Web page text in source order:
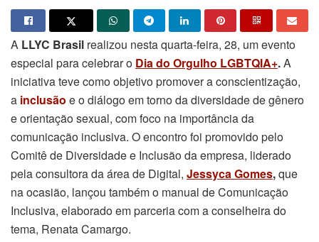
A LLYC Brasil realizou nesta quarta-feira, 28, um evento
especial para celebrar o Dia do Orgulho LGBTQIA+.A
iniciativa teve como objetivo promover a conscientização,
a inclusão e o diálogo em torno da diversidade de gênero
e orientação sexual, com foco na importância da
comunicação inclusiva. O encontro foi promovido pelo
Comitê de Diversidade e Inclusão da empresa, liderado
pela consultora da área de Digital, Jessyca Gomes,que
na ocasião, lançou também o manual de Comunicação
Inclusiva, elaborado em parceria com a conselheira do
tema, Renata Camargo.